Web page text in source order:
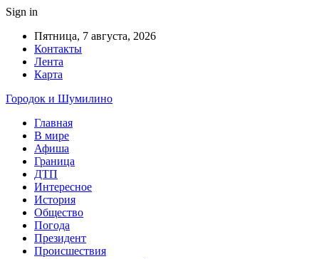
Sign in
Пятница, 7 августа, 2026
Контакты
Лента
Карта
Городок и Шумилино
Главная
В мире
Афиша
Граница
ДТП
Интересное
История
Общество
Погода
Президент
Происшествия